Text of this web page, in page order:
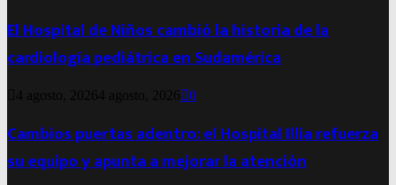
El Hospital de Niños cambió la historia de la
cardiología pediátrica en Sudamérica
4 agosto, 20264 agosto, 2026 0
Cambios puertas adentro: el Hospital Illia refuerza
su equipo y apunta a mejorar la atención